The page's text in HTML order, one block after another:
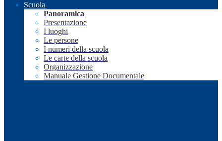
Scuola
Panoramica
Presentazione
I luoghi
Le persone
I numeri della scuola
Le carte della scuola
Organizzazione
Manuale Gestione Documentale